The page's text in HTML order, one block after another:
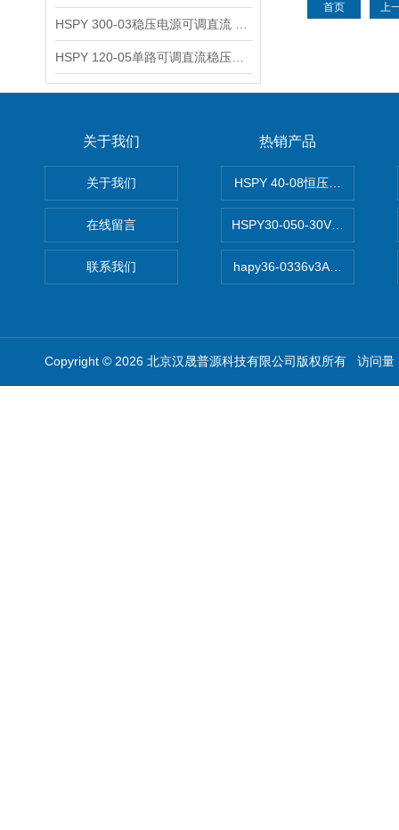
首页 上
关于我们
关于我们
在线留言
联系我们
热销产品
HSPY 40-08恒压恒流恒功率
HSPY30-050-30V/-05A可调
hapy36-0336v3A高精度小型
Copyright © 2026 北京汉晟普源科技有限公司版权所有 访问量